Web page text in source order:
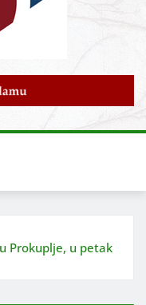
Prokuplje, u petak